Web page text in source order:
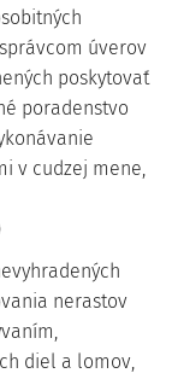
úverov
poskytovať
poradenstvo
v cudzej mene,
nerastov
diel a lomov,